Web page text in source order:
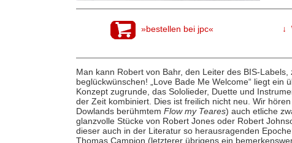
»bestellen bei jpc« ↓
Man kann Robert von Bahr, den Leiter des BIS-
beglückwünschen! „Love Bade Me Welcome“ liegt
Konzept zugrunde, das Sololieder, Duette und
der Zeit kombiniert. Dies ist freilich nicht neu. Wir
Dowlands berühmtem Flow my Teares) auch etliche
glanzvolle Stücke von Robert Jones oder Robert
dieser auch in der Literatur so herausragenden
Thomas Campion (letzterer übrigens ein